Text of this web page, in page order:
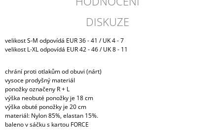
DISKUZE
velikost S-M odpovídá EUR 36 - 41 / UK 4 - 7
velikost L-XL odpovídá EUR 42 - 46 / UK 8 - 11
chrání proti otlakům od obuvi (nárt)
vysoce prodyšný materiál
ponožky označeny R + L
výška neobuté ponožky je 18 cm
výška obuté ponožky je 20 cm
materiál: Nylon 85%, elastan 15%.
baleno v sáčku s kartou FORCE